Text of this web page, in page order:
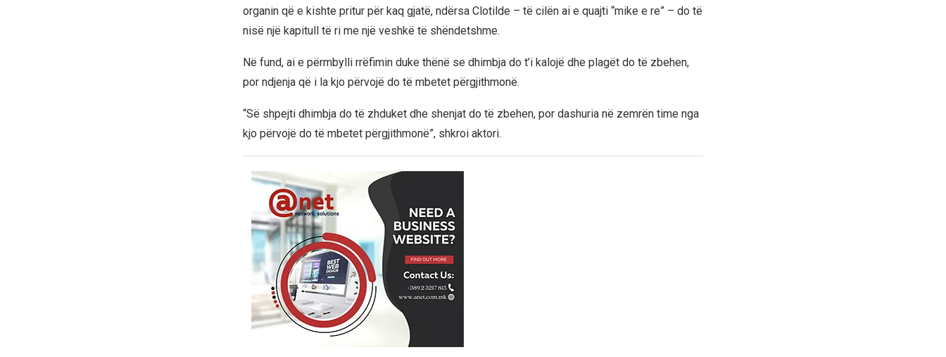
organin që e kishte pritur për kaq gjatë, ndërsa Clotilde – të cilën ai e quajti “mike e re” – do të
nisë një kapitull të ri me një veshkë të shëndetshme.
Në fund, ai e përmbylli rrëfimin duke thënë se dhimbja do t’i kalojë dhe plagët do të zbehen,
por ndjenja që i la kjo përvojë do të mbetet përgjithmonë.
“Së shpejti dhimbja do të zhduket dhe shenjat do të zbehen, por dashuria në zemrën time nga
kjo përvojë do të mbetet përgjithmonë”, shkroi aktori.